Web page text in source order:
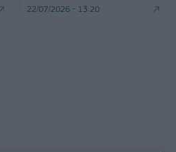
22/07/2026 - 13:20